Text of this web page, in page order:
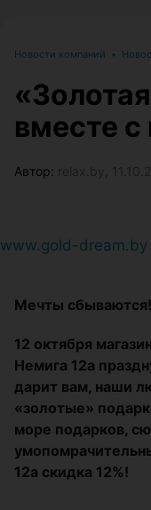
Новости компаний •
вместе с
Автор:
www.gold-dream.by
Мечты сбываются!
12 октября магазин
Немига 12а
дарит вам, наши
«золотые»
море подарков,
12а скидка 12%!